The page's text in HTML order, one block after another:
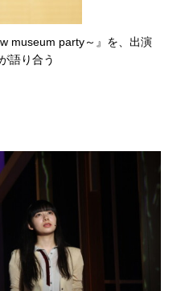
museum party～』を、出演
語り合う